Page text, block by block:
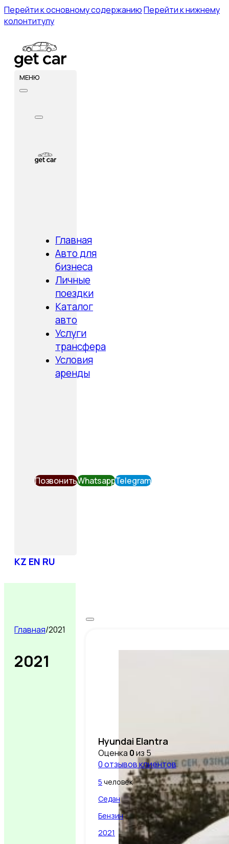
Перейти к основному содержаниюПерейти к нижнему
колонтитулу
МЕНЮ
Главная
Авто для
бизнеса
Личные
поездки
Каталог
авто
Услуги
трансфера
Условия
аренды
ПозвонитьWhatsappTelegram
KZ EN RU
Главная/2021
2021
Hyundai Elantra
Оценка 0из 5
0отзывов клиентов
5 человек
Седан
Бензин
2021